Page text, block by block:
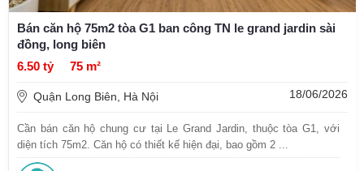
Bán căn hộ 75m2 tòa G1 ban công TN le grand jardin sài
đồng, long biên
6.50 tỷ
75 m²
Quận Long Biên, Hà Nội 18/06/2026
Cần bán căn hộ chung cư tại Le Grand Jardin, thuộc tòa G1, với
diện tích 75m2. Căn hộ có thiết kế hiện đại, bao gồm 2 ...